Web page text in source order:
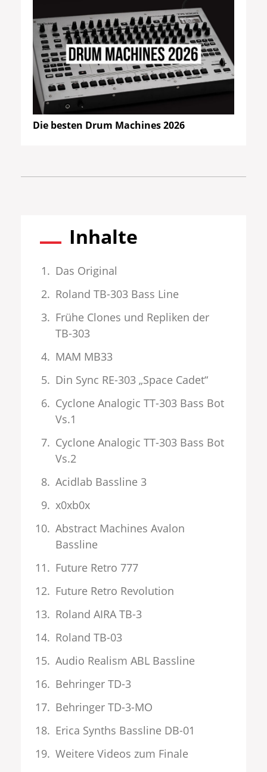
Die besten Drum Machines 2026
Inhalte
Das Original
Roland TB-303 Bass Line
Frühe Clones und Repliken der
TB-303
MAM MB33
Din Sync RE-303 „Space Cadet“
Cyclone Analogic TT-303 Bass Bot
Vs.1
Cyclone Analogic TT-303 Bass Bot
Vs.2
Acidlab Bassline 3
x0xb0x
Abstract Machines Avalon
Bassline
Future Retro 777
Future Retro Revolution
Roland AIRA TB-3
Roland TB-03
Audio Realism ABL Bassline
Behringer TD-3
Behringer TD-3-MO
Erica Synths Bassline DB-01
Weitere Videos zum Finale